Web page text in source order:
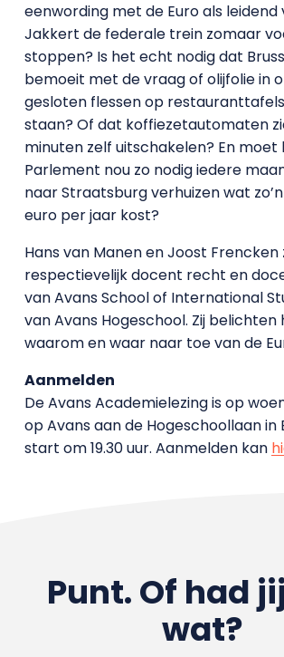
eenwording met de Euro als
Jakkert de federale trein zomaar
stoppen? Is het echt nodig dat
bemoeit met de vraag of olijfolie in
gesloten flessen op
staan? Of dat koffiezetautomaten
minuten zelf uitschakelen? En moet
Parlement nou zo nodig iedere
naar Straatsburg verhuizen wat
euro per jaar kost?
Hans van Manen en Joost Frencken
respectievelijk docent recht en
van Avans School of International
van Avans Hogeschool. Zij belichten
waarom en waar naar toe van de
Aanmelden
De Avans Academielezing is op
op Avans aan de Hogeschoollaan in
start om 19.30 uur. Aanmelden kan
Punt. Of had
wat?